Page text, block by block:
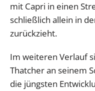
mit Capri in einen
schließlich allein in
zurückzieht.
Im weiteren Verlauf
Thatcher an seinem
die jüngsten